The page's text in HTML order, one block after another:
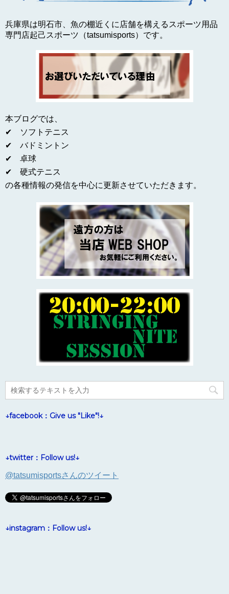
兵庫県は明石市、魚の棚近くに店舗を構えるスポーツ用品
専門店起己スポーツ（tatsumisports）です。
本ブログでは、
✔ ソフトテニス
✔ バドミントン
✔ 卓球
✔ 硬式テニス
の各種情報の発信を中心に更新させていただきます。
↓facebook：Give us "Like"!↓
↓twitter：Follow us!↓
@tatsumisportsさんのツイート
↓instagram：Follow us!↓